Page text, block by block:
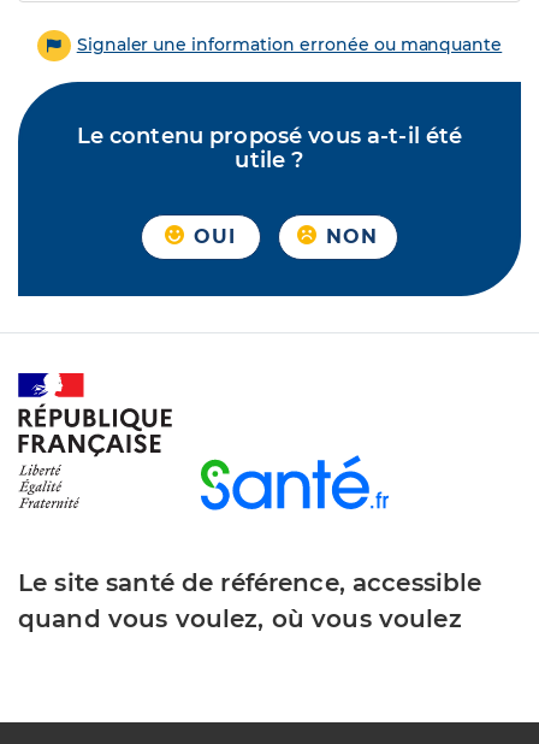
Signaler une information erronée ou manquante
Le contenu proposé vous a-t-il été
utile ?
OUI NON
Le site santé de référence, accessible
quand vous voulez, où vous voulez